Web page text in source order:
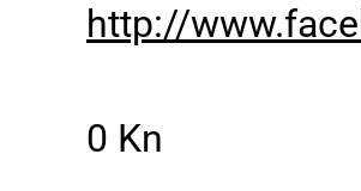
http://
0 Kn